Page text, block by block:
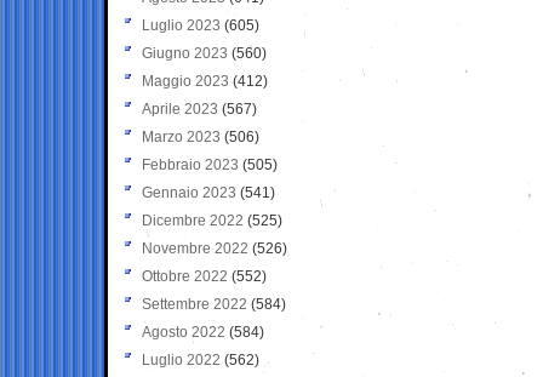
Luglio 2023 (605)
Giugno 2023 (560)
Maggio 2023 (412)
Aprile 2023 (567)
Marzo 2023 (506)
Febbraio 2023 (505)
Gennaio 2023 (541)
Dicembre 2022 (525)
Novembre 2022 (526)
Ottobre 2022 (552)
Settembre 2022 (584)
Agosto 2022 (584)
Luglio 2022 (562)